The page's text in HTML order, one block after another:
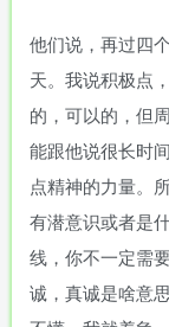
他们说，再过四
天。我说积极点
的，可以的，但
能跟他说很长时
点精神的力量。
有潜意识或者是
线，你不一定需
诚，真诚是啥意